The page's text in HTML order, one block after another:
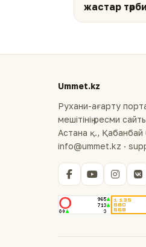
жастар
Ummet.kz
Рухани-ағарту
мешітінің ресми
Астана қ., Қабанбай
info@ummet.kz ·